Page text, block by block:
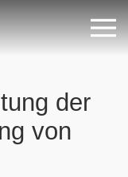
der
von